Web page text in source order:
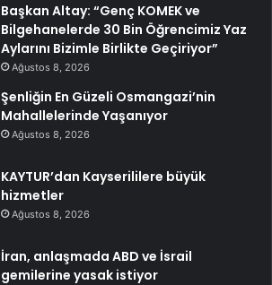
Başkan Altay: “Genç KOMEK ve
Bilgehanelerde 30 Bin Öğrencimiz Yaz
Aylarını Bizimle Birlikte Geçiriyor”
Ağustos 8, 2026
Şenliğin En Güzeli Osmangazi’nin
Mahallelerinde Yaşanıyor
Ağustos 8, 2026
KAYTUR’dan Kayserililere büyük
hizmetler
Ağustos 8, 2026
İran, anlaşmada ABD ve İsrail
gemilerine yasak istiyor